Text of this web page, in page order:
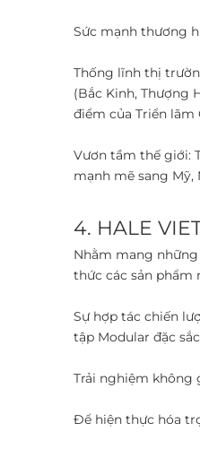
Sức mạnh thương
Thống lĩnh thị
(Bắc Kinh, Thượng
điểm của Triển lãm
Vươn tầm thế giới:
mạnh mẽ sang Mỹ,
4. HALE
Nhằm mang
thức các sản phẩm
Sự hợp tác chiến
tập Modular đặc
Trải nghiệm không
Để hiện thực hóa